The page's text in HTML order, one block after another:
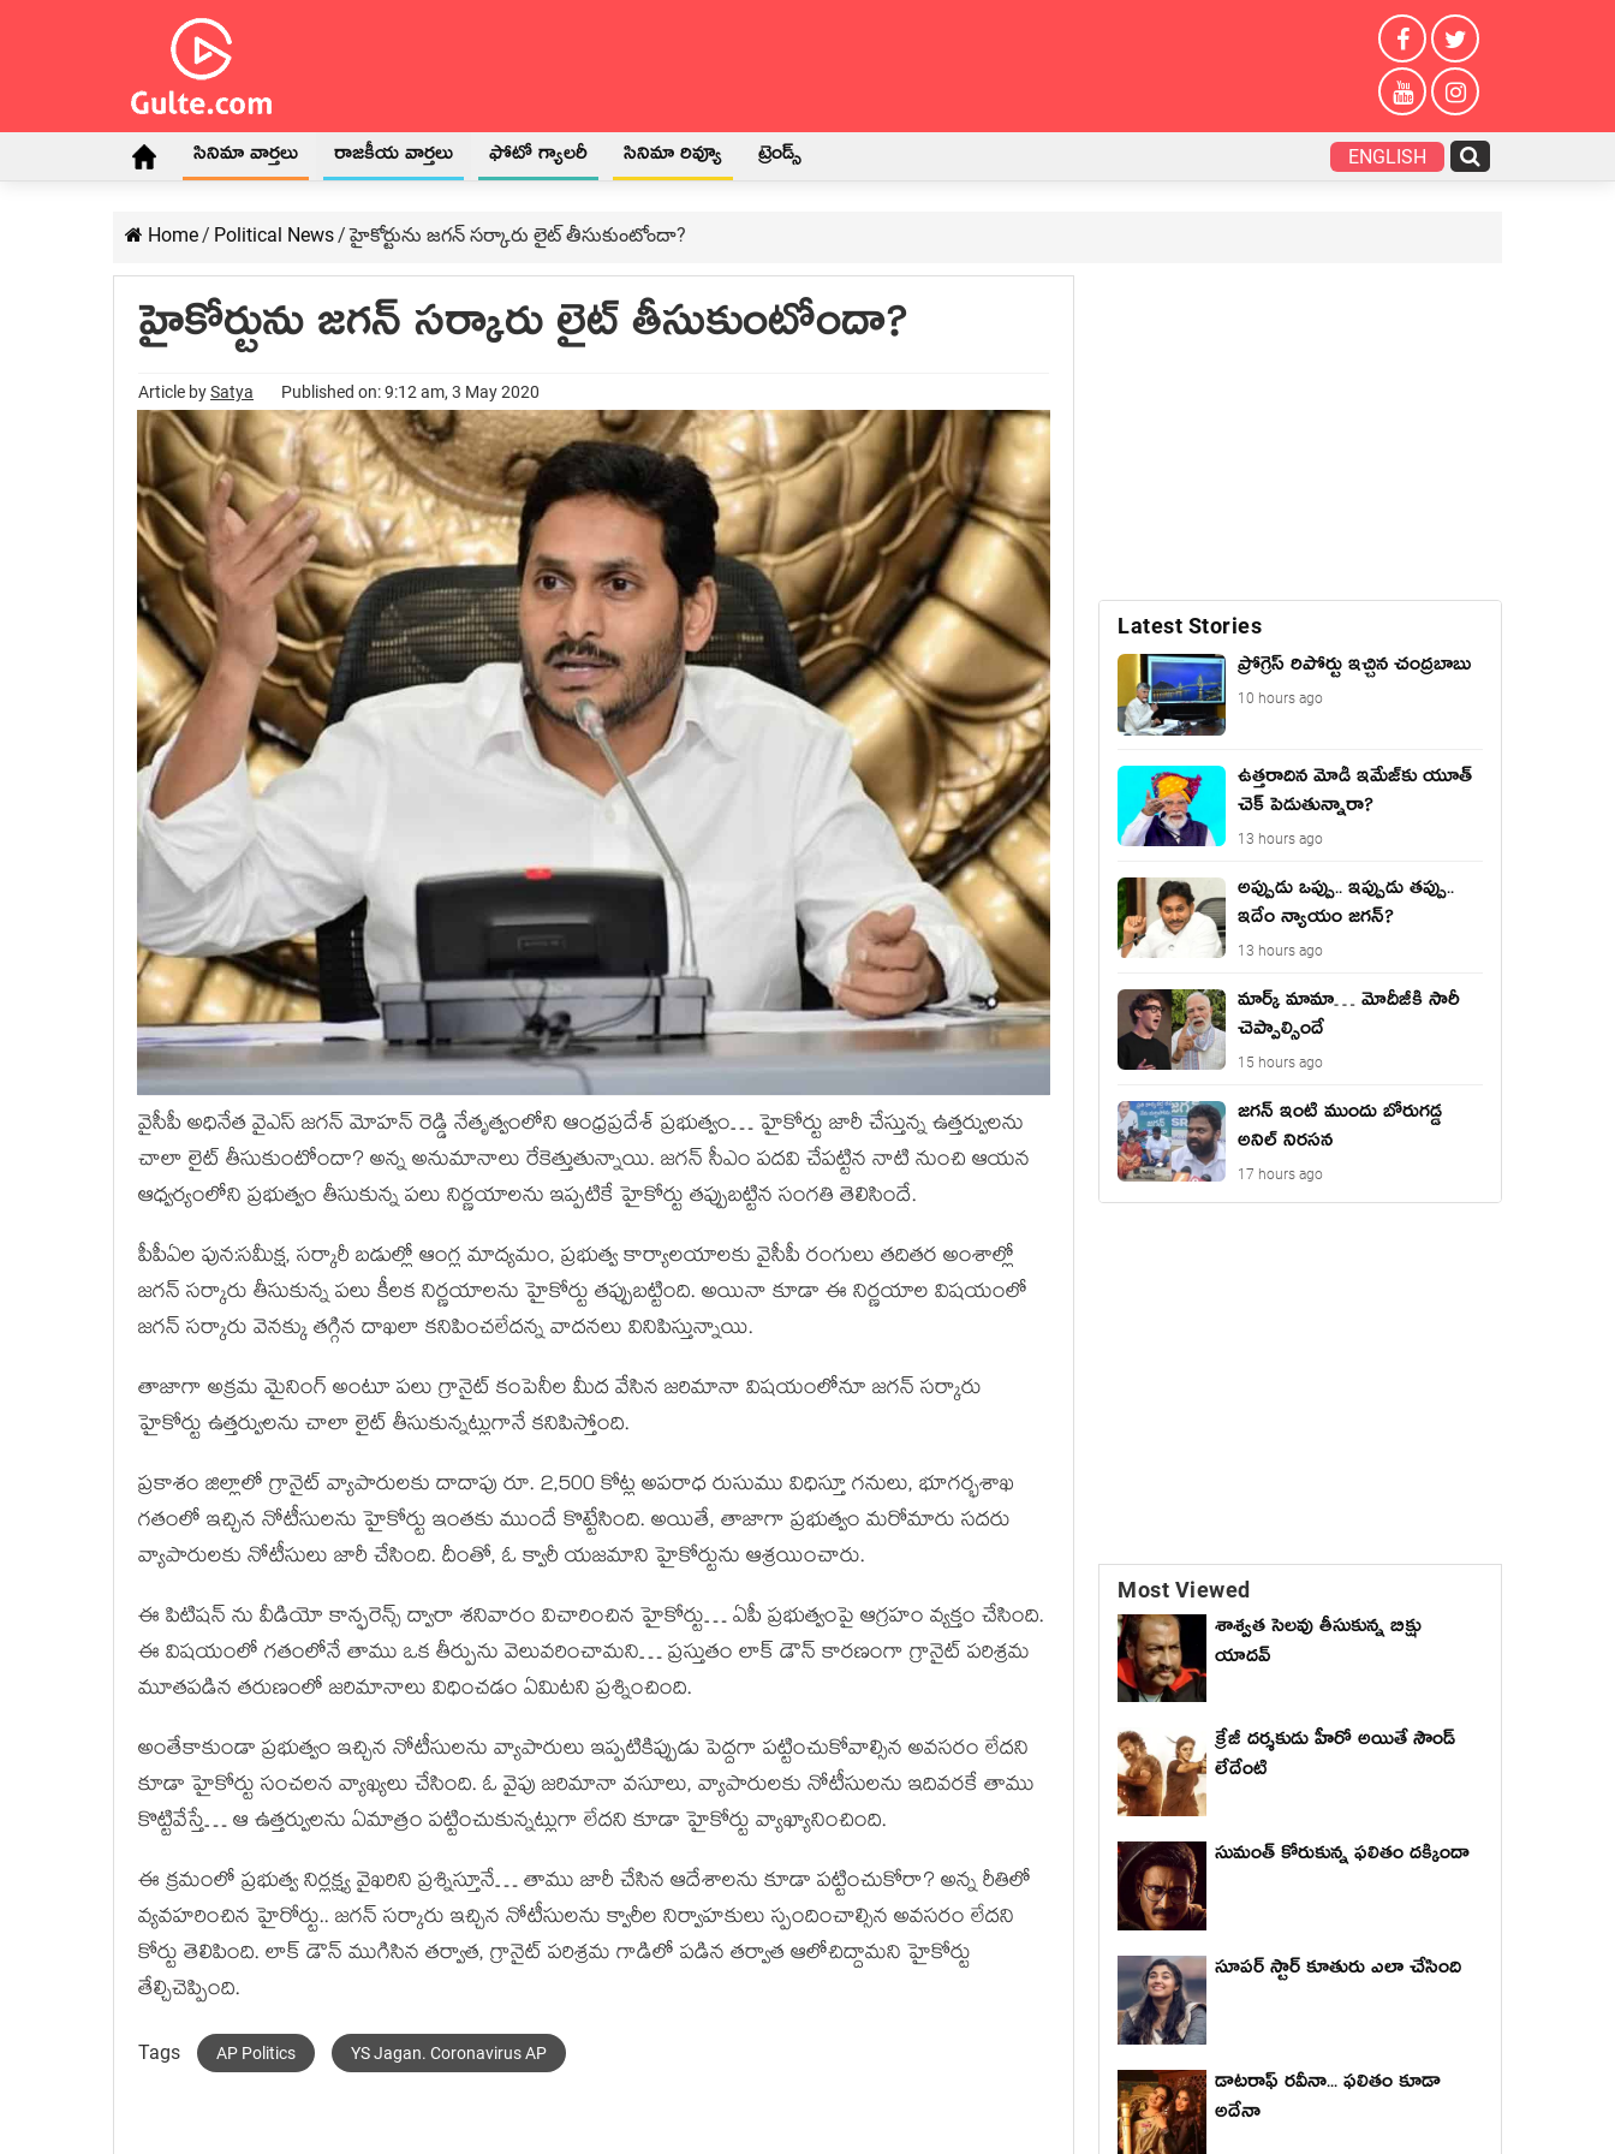
సినిమా వార్తలు రాజకీయ వార్తలు ఫోటో గ్యాలరీ సినిమా రివ్యూ ట్రెండ్స్ ENGLISH
Home/ Political News/ హైకోర్టును జగన్ సర్కారు లైట్ తీసుకుంటోందా?
హైకోర్టును జగన్ సర్కారు లైట్ తీసుకుంటోందా?
Article bySatya Published on: 9:12 am, 3 May 2020
వైసీపీ అధినేత వైఎస్ జగన్ మోహన్ రెడ్డి నేతృత్వంలోని ఆంధ్రప్రదేశ్ ప్రభుత్వం… హైకోర్టు జారీ చేస్తున్న ఉత్తర్వులను
చాలా లైట్ తీసుకుంటోందా? అన్న అనుమానాలు రేకెత్తుతున్నాయి. జగన్ సీఎం పదవి చేపట్టిన నాటి నుంచి ఆయన
ఆధ్వర్యంలోని ప్రభుత్వం తీసుకున్న పలు నిర్ణయాలను ఇప్పటికే హైకోర్టు తప్పుబట్టిన సంగతి తెలిసిందే.
పీపీఏల పున:సమీక్ష, సర్కారీ బడుల్లో ఆంగ్ల మాద్యమం, ప్రభుత్వ కార్యాలయాలకు వైసీపీ రంగులు తదితర అంశాల్లో
జగన్ సర్కారు తీసుకున్న పలు కీలక నిర్ణయాలను హైకోర్టు తప్పుబట్టింది. అయినా కూడా ఈ నిర్ణయాల విషయంలో
జగన్ సర్కారు వెనక్కు తగ్గిన దాఖలా కనిపించలేదన్న వాదనలు వినిపిస్తున్నాయి.
తాజాగా అక్రమ మైనింగ్ అంటూ పలు గ్రానైట్ కంపెనీల మీద వేసిన జరిమానా విషయంలోనూ జగన్ సర్కారు
హైకోర్టు ఉత్తర్వులను చాలా లైట్ తీసుకున్నట్లుగానే కనిపిస్తోంది.
ప్రకాశం జిల్లాలో గ్రానైట్ వ్యాపారులకు దాదాపు రూ. 2,500 కోట్ల అపరాధ రుసుము విధిస్తూ గనులు, భూగర్భశాఖ
గతంలో ఇచ్చిన నోటీసులను హైకోర్టు ఇంతకు ముందే కొట్టేసింది. అయితే, తాజాగా ప్రభుత్వం మరోమారు సదరు
వ్యాపారులకు నోటీసులు జారీ చేసింది. దీంతో, ఓ క్వారీ యజమాని హైకోర్టును ఆశ్రయించారు.
ఈ పిటిషన్ ను వీడియో కాన్ఫరెన్స్ ద్వారా శనివారం విచారించిన హైకోర్టు… ఏపీ ప్రభుత్వంపై ఆగ్రహం వ్యక్తం చేసింది.
ఈ విషయంలో గతంలోనే తాము ఒక తీర్పును వెలువరించామని… ప్రస్తుతం లాక్ డౌన్ కారణంగా గ్రానైట్ పరిశ్రమ
మూతపడిన తరుణంలో జరిమానాలు విధించడం ఏమిటని ప్రశ్నించింది.
అంతేకాకుండా ప్రభుత్వం ఇచ్చిన నోటీసులను వ్యాపారులు ఇప్పటికిప్పుడు పెద్దగా పట్టించుకోవాల్సిన అవసరం లేదని
కూడా హైకోర్టు సంచలన వ్యాఖ్యలు చేసింది. ఓ వైపు జరిమానా వసూలు, వ్యాపారులకు నోటీసులను ఇదివరకే తాము
కొట్టివేస్తే… ఆ ఉత్తర్వులను ఏమాత్రం పట్టించుకున్నట్లుగా లేదని కూడా హైకోర్టు వ్యాఖ్యానించింది.
ఈ క్రమంలో ప్రభుత్వ నిర్లక్ష్య వైఖరిని ప్రశ్నిస్తూనే… తాము జారీ చేసిన ఆదేశాలను కూడా పట్టించుకోరా? అన్న రీతిలో
వ్యవహరించిన హైరోర్టు.. జగన్ సర్కారు ఇచ్చిన నోటీసులను క్వారీల నిర్వాహకులు స్పందించాల్సిన అవసరం లేదని
కోర్టు తెలిపింది. లాక్ డౌన్ ముగిసిన తర్వాత, గ్రానైట్ పరిశ్రమ గాడిలో పడిన తర్వాత ఆలోచిద్దామని హైకోర్టు
తేల్చిచెప్పింది.
Tags AP Politics YS Jagan. Coronavirus AP
Latest Stories
ప్రోగ్రెస్ రిపోర్టు ఇచ్చిన చంద్ర‌బాబు
10 hours ago
ఉత్త‌రాదిన మోడీ ఇమేజ్‌కు యూత్
చెక్ పెడుతున్నారా?
13 hours ago
అప్పుడు ఒప్పు.. ఇప్పుడు తప్పు..
ఇదేం న్యాయం జగన్?
13 hours ago
మార్క్ మామా… మోదీజీకి సారీ
చెప్పాల్సిందే
15 hours ago
జగన్ ఇంటి ముందు బోరుగడ్డ
అనిల్ నిరసన
17 hours ago
Most Viewed
శాశ్వత సెలవు తీసుకున్న బిక్షు
యాదవ్
క్రేజీ దర్శకుడు హీరో అయితే సౌండ్
లేదేంటి
సుమంత్ కోరుకున్న ఫలితం దక్కిందా
సూపర్ స్టార్ కూతురు ఎలా చేసింది
డాటరాఫ్ రవీనా... ఫలితం కూడా
అదేనా